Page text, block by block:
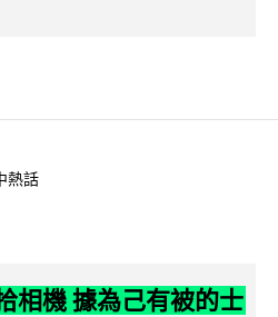
熱話
相機 據為己有被的士